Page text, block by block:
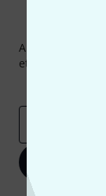
Abonniere den
etwas Glück